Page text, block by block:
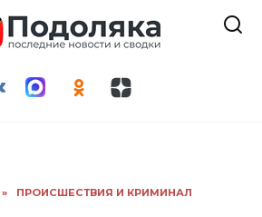
» ПРОИСШЕСТВИЯ И КРИМИНАЛ